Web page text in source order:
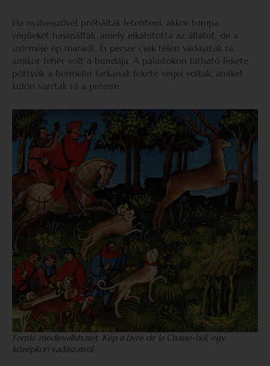
Ha nyílvesszővel próbálták leteríteni, akkor tompa
végűeket használtak, amely elkábította az állatot, de a
szőrméje ép maradt. És persze csak télen vadásztak rá,
amikor fehér volt a bundája. A palástokon látható fekete
pöttyök a hermelin farkának fekete végei voltak, amiket
külön varrtak rá a prémre.
Forrás: medievalists.net. Kép a Livre de la Chasse-ból, egy
középkori vadászatról.